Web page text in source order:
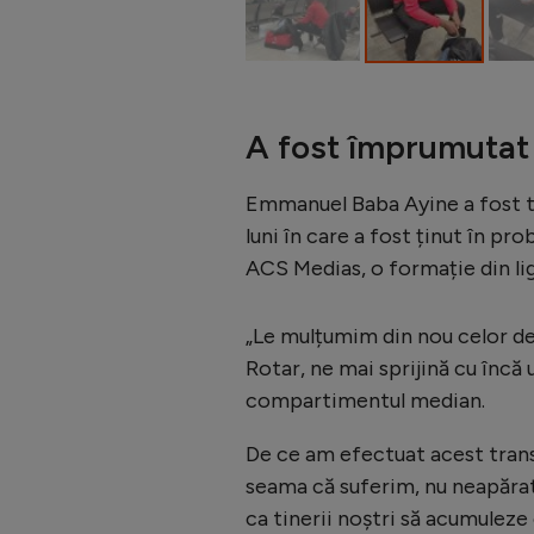
A fost împrumutat
Emmanuel Baba Ayine a
luni în care a fost ținut în
ACS Medias, o formație din
„Le mulțumim din nou celor
Rotar, ne mai sprijină cu încă
compartimentul median.
De ce am efectuat acest
seama că suferim, nu
ca tinerii noștri să